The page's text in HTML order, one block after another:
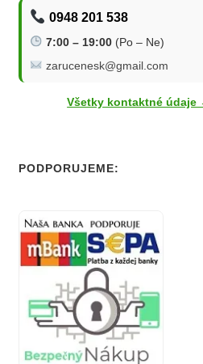
0948 201 538
7:00 – 19:00 (Po – Ne)
zarucenesk@gmail.com
Všetky kontaktné údaje
PODPORUJEME: